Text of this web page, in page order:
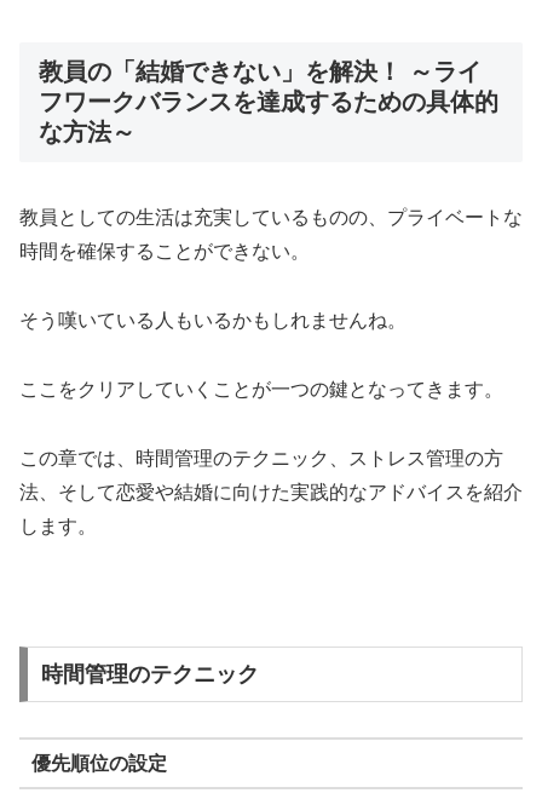
教員の「結婚できない」を解決！ ～ライ
フワークバランスを達成するための具体的
な方法～
教員としての生活は充実しているものの、プライベートな
時間を確保することができない。
そう嘆いている人もいるかもしれませんね。
ここをクリアしていくことが一つの鍵となってきます。
この章では、時間管理のテクニック、ストレス管理の方
法、そして恋愛や結婚に向けた実践的なアドバイスを紹介
します。
時間管理のテクニック
優先順位の設定